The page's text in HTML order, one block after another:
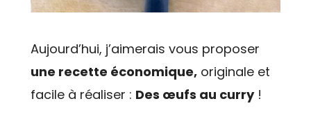
Aujourd’hui, j’aimerais vous proposer
une recette économique, originale et
facile à réaliser : Des œufs au curry!